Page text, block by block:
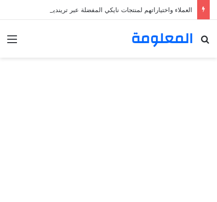
المعلومة
بحث عن